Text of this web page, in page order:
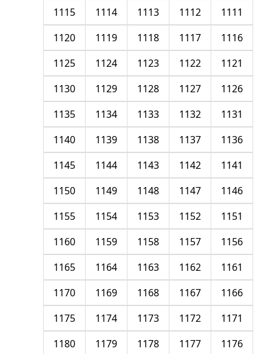
1111
1112
1113
1114
1115
1116
1117
1118
1119
1120
1121
1122
1123
1124
1125
1126
1127
1128
1129
1130
1131
1132
1133
1134
1135
1136
1137
1138
1139
1140
1141
1142
1143
1144
1145
1146
1147
1148
1149
1150
1151
1152
1153
1154
1155
1156
1157
1158
1159
1160
1161
1162
1163
1164
1165
1166
1167
1168
1169
1170
1171
1172
1173
1174
1175
1176
1177
1178
1179
1180